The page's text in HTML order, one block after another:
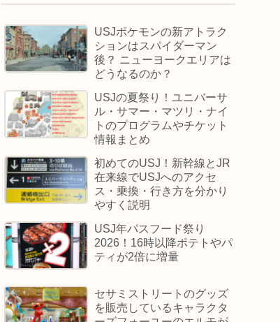
USJポケモンの新アトラク
ションはスパイダーマン
後？ ニューヨークエリアは
どうなるのか？
USJの夏祭り！ユニバーサ
ル・サマー・マツリ・ナイ
トのプログラムやチケット
情報まとめ
初めてのUSJ！新幹線とJR
在来線でUSJへのアクセ
ス・乗換・行き方を分かり
やすく説明
USJ年パスフード祭り
2026！16時以降ポテトやパ
ティが2倍に増量
セサミストリートのグッズ
を販売しているキャラクタ